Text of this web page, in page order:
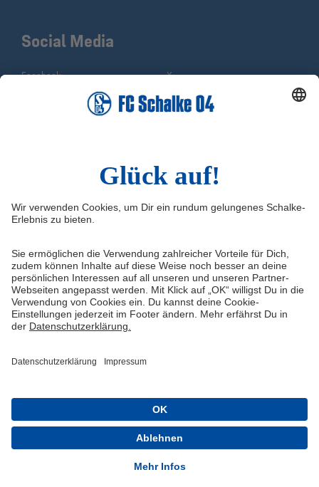
Impressum
FAQ
Medien/Presse
Datenschutz
Haftungsausschluss
Quicklinks
Shop
Schalke TV
VELTINS-Arena
Knappenschmiede
ERWIN buchen
Social Media
Facebook
X
YouTube
Schalke 04 - Offizielle App